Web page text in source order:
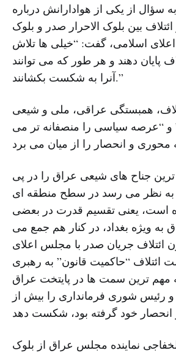
سؤال از یکی از هوادارانش درباره
ائتلاف بین بلوک الاحرار صدر و بلوک
اسلامی، گفت: “خیلی ها تلاش
پایان دهند و هر طور که می توانند
آنرا به شکست بکشانند.”
همبستگی عراقی، ملی و شیعی
و “عرصه سیاسی را منصفانه تر می
ترین جناح های شیعی عراق را در پی
به نظر می رسد در سطح منطقه ای
است، یعنی تقسیم قدرت در بعضی
ویژه بغداد، در کنار هم جمع می
ائتلاف جریان صدر با مجلس اعلای
ائتلاف “حاکمیت قانون” به رهبری
مهم ترین سمت ها در پایتخت عراق
و رئیس شوری فرمانداری را بیش از
نماینده مجلس عراق از بلوک